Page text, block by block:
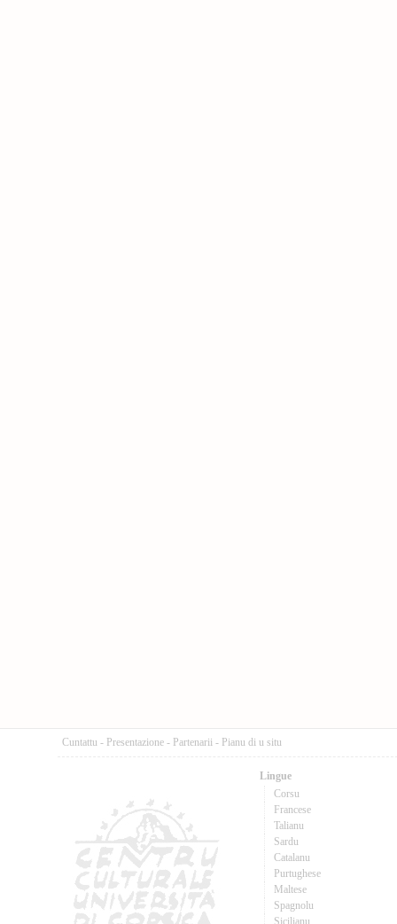
Cuntattu - Presentazione - Partenarii - Pianu di u situ
Lingue
Corsu
Francese
Talianu
Sardu
Catalanu
Purtughese
Maltese
Spagnolu
Sicilianu